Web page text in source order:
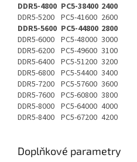
DDR5-4800 PC5-38400 2400
DDR5-5200 PC5-41600 2600
DDR5-5600 PC5-44800 2800
DDR5-6000 PC5-48000 3000
DDR5-6200 PC5-49600 3100
DDR5-6400 PC5-51200 3200
DDR5-6800 PC5-54400 3400
DDR5-7200 PC5-57600 3600
DDR5-7600 PC5-60800 3800
DDR5-8000 PC5-64000 4000
DDR5-8400 PC5-67200 4200
Doplňkové parametry